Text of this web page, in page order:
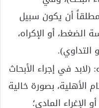
أن يكون سبيل
الضغط، أو الإكراه،
التداوي).
في إجراء الأبحاث
الأهلية، بصورة خالية
الإغراء المادي؛